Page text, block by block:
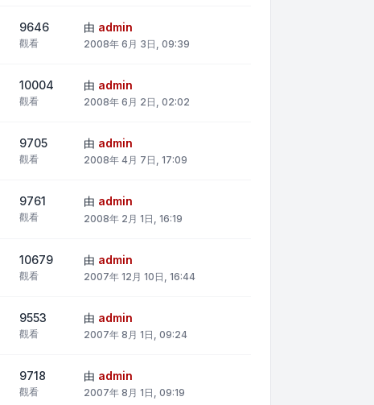
9646
觀看
由 admin
2008年 6月 3日, 09:39
10004
觀看
由 admin
2008年 6月 2日, 02:02
9705
觀看
由 admin
2008年 4月 7日, 17:09
9761
觀看
由 admin
2008年 2月 1日, 16:19
10679
觀看
由 admin
2007年 12月 10日, 16:44
9553
觀看
由 admin
2007年 8月 1日, 09:24
9718
觀看
由 admin
2007年 8月 1日, 09:19